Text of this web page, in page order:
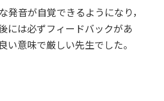
音が自覚できるようになり，
には必ずフィードバックがあ
意味で厳しい先生でした。